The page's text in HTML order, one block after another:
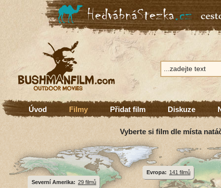
Úvod Filmy Přidat film Diskuze
Vyberte si film dle místa
Evropa: 141 filmů
Severní Amerika: 29 filmů